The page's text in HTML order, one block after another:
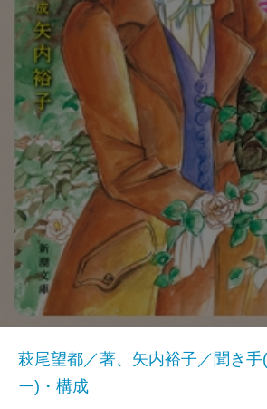
萩尾望都／著、矢内裕子／聞き
ー)・構成